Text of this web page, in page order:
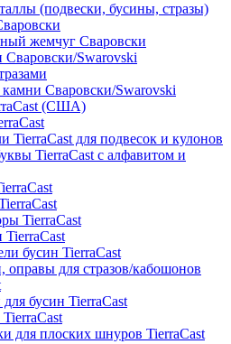
(подвески, бусины, стразы)
жемчуг Сваровски
Сваровски/Swarovski
Сваровски/Swarovski
(США)
TierraCast для подвесок и кулонов
TierraCast с алфавитом и
TierraCast
TierraCast
бусин TierraCast
оправы для стразов/кабошонов
бусин TierraCast
для плоских шнуров TierraCast